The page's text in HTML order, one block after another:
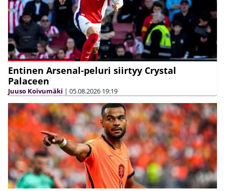
Entinen Arsenal-peluri siirtyy Crystal
Palaceen
Juuso Koivumäki | 05.08.2026 19:19